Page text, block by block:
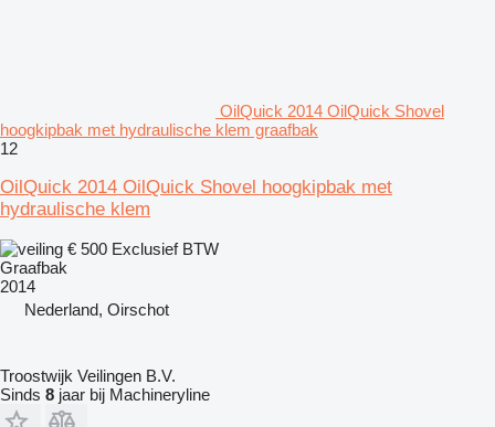
OilQuick 2014 OilQuick Shovel
hoogkipbak met hydraulische klem graafbak
12
OilQuick 2014 OilQuick Shovel hoogkipbak met
hydraulische klem
€ 500 Exclusief BTW
Graafbak
2014
Nederland, Oirschot
Troostwijk Veilingen B.V.
Sinds 8 jaar bij Machineryline